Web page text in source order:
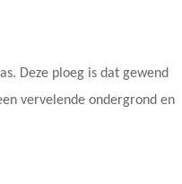
Deze ploeg is dat gewend
vervelende ondergrond en